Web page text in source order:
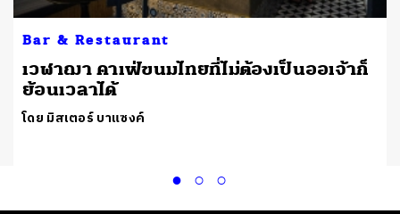
Bar & Restaurant
เวฬาฌา คาเฟ่ขนมไทยที่ไม่ต้องเป็นออเจ้าก็
ย้อนเวลาได้
โดย มิสเตอร์ บาแซงค์